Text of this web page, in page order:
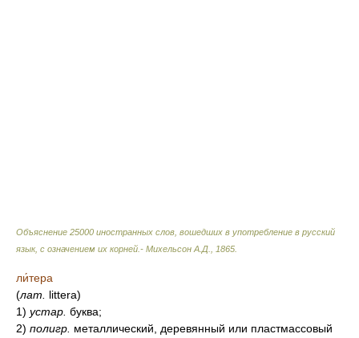
Объяснение 25000 иностранных слов, вошедших в употребление в русский
язык, с означением их корней.- Михельсон А.Д.
1865
ли́тера
(лат.
littera)
1) устар. буква;
2) полигр. металлический, деревянный или пластмассовый